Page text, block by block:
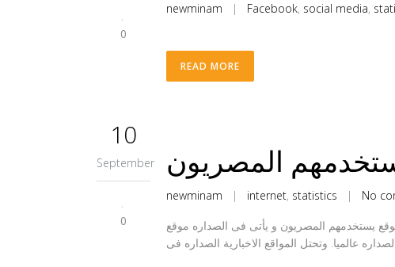
0
newminam | Facebook, social media,
READ MORE
10
September
0
newminam | internet, statistics | No
هو من اشهر المواقع على الاطلاق فى ترتيب مدى مشاهده و نسب دخوول المواقع. يصنف موقع اليكسا أكثر 25 موقع يستخدمهم المصريون و يأتى فى الصداره موقع